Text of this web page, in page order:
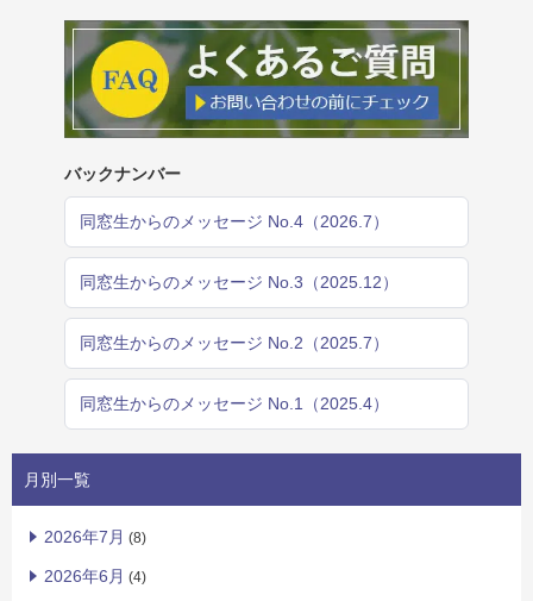
バックナンバー
同窓生からのメッセージ No.4（2026.7）
同窓生からのメッセージ No.3（2025.12）
同窓生からのメッセージ No.2（2025.7）
同窓生からのメッセージ No.1（2025.4）
月別一覧
2026年7月 (8)
2026年6月 (4)